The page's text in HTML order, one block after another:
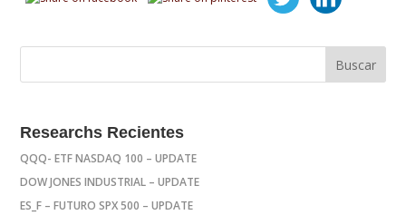
Researchs Recientes
QQQ- ETF NASDAQ 100 – UPDATE
DOW JONES INDUSTRIAL – UPDATE
ES_F – FUTURO SPX 500 – UPDATE